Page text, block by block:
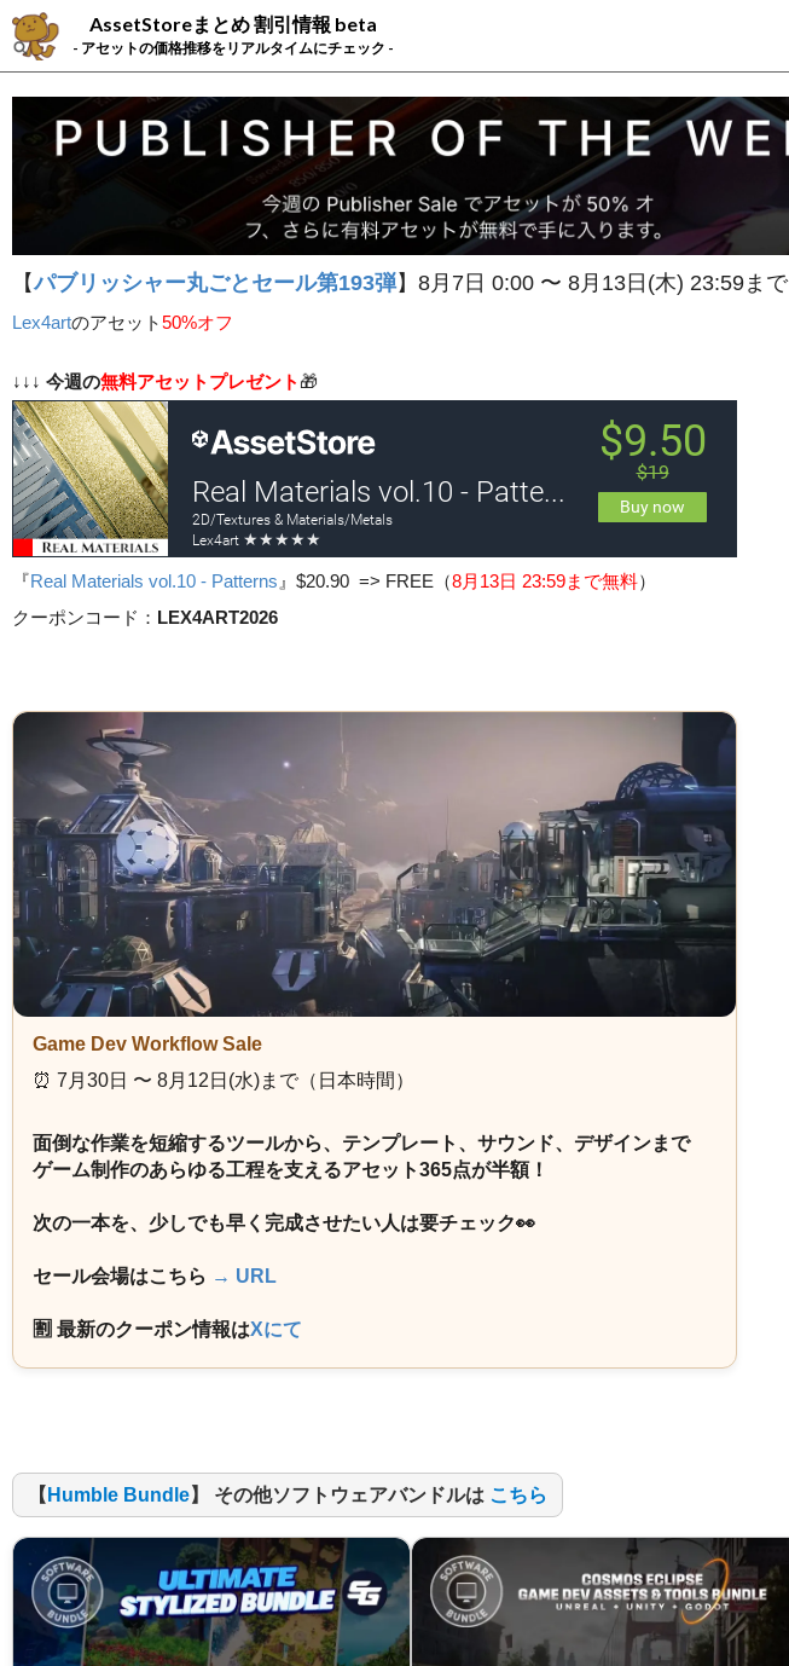
AssetStoreまとめ 割引情報 beta
- アセットの価格推移をリアルタイムにチェック -
【パブリッシャー丸ごとセール第193弾】8月7日 0:00 〜 8月13日(木) 23:59まで
Lex4artのアセット50%オフ
↓↓↓ 今週の無料アセットプレゼント 🎁
『Real Materials vol.10 - Patterns 』 $20.90 => FREE （8月13日 23:59まで無料）
クーポンコード： LEX4ART2026
Game Dev Workflow Sale
⏰️ 7月30日 〜 8月12日(水)まで（日本時間）
面倒な作業を短縮するツールから、テンプレート、サウンド、デザインまで
ゲーム制作のあらゆる工程を支えるアセット365点が半額！
次の一本を、少しでも早く完成させたい人は要チェック👀
セール会場はこちら → URL
🈹 最新のクーポン情報はXにて
【 Humble Bundle】 その他ソフトウェアバンドルは こちら